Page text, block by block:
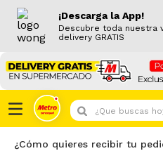
¡Descarga la App!
Descubre toda nuestra
delivery GRATIS
¿Que buscas hoy?
¿Cómo quieres recibir tu